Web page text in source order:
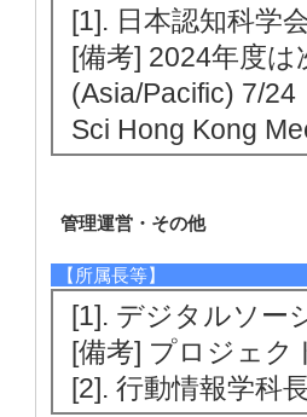
[1]. 日本認知科学
[備考] 2024年度
(Asia/Pacific) 7/
Sci Hong Kong
管理運営・その他
【所属長等】
[1]. デジタルソー
[備考] プロジェク
[2]. 行動情報学科